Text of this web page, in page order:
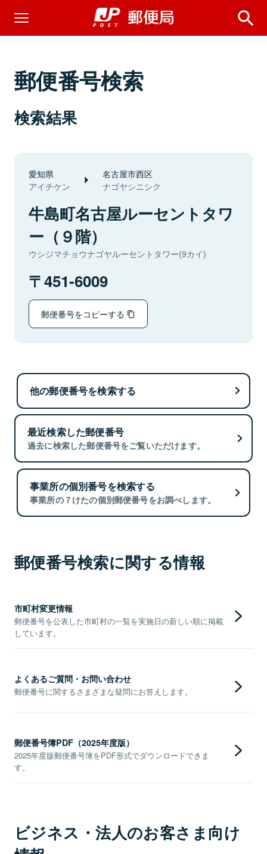
郵便番号検索
検索結果
愛知県
アイチケン
名古屋市西区
ナゴヤシニシク
牛島町名古屋ルーセントタワ
ー（９階）
ウシジマチョウナゴヤルーセントタワー(9カイ)
451-6009
郵便番号をコピーする
他の郵便番号を検索する
最近検索した郵便番号
過去に検索した郵便番号をご覧いただけます。
事業所の個別番号を検索する
事業所の７けたの個別郵便番号をお調べします。
郵便番号検索に関する情報
市町村変更情報
郵便番号を公表した市町村の一覧を実施日の新しい順に掲載
しています。
よくあるご質問・お問い合わせ
郵便番号に関するさまざまな疑問にお答えします。
郵便番号簿PDF（2025年度版）
2025年度版郵便番号簿をPDF形式でダウンロードできま
す。
ビジネス・法人のお客さま向け